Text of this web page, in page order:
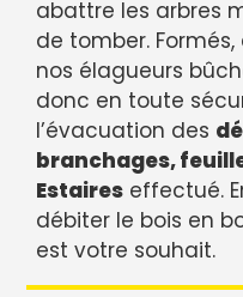
abattre les arbres
de tomber.
nos élagueurs
donc en toute
l’évacuation des
branchages,
Estaires effectué.
débiter le bois en
est votre souhait.